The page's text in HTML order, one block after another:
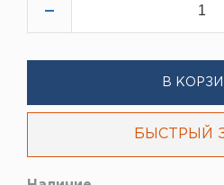
В
БЫСТРЫЙ